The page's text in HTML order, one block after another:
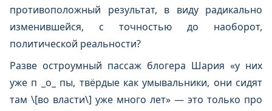
противоположный результат, в виду радикально
изменившейся, с точностью до наоборот,
политической реальности?
Разве остроумный пассаж блогера Шария «у них
уже п _о_ пы, твёрдые как умывальники, они сидят
там \[во власти\] уже много лет» — это только про